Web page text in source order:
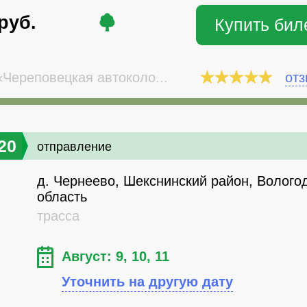
Купить
автоколо...
отправление
д. Чернеево, Шекснинский район,
область
трасса
Август: 9, 10, 11
Уточнить на другую дату